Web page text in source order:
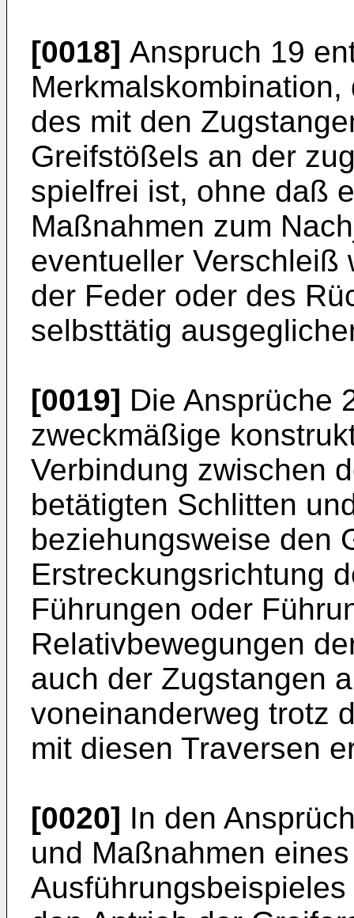
[0018] Anspruch 19
des mit den
Greifstößels an der
spielfrei ist, ohne daß
Maßnahmen zum
eventueller Verschleiß
der Feder oder des
selbsttätig
[0019] Die Ansprüche
zweckmäßige
Verbindung zwischen
betätigten Schlitten
beziehungsweise den
Erstreckungsrichtung
Führungen oder
Relativbewegungen
auch der Zugstangen
voneinanderweg trotz
mit diesen Traversen
[0020] In den
und Maßnahmen